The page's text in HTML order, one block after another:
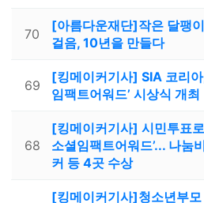
70
[아름다운재단]작은 달팽
걸음, 10년을 만들다
69
[킹메이커기사] SIA 코리
임팩트어워드’ 시상식 개최
68
[킹메이커기사] 시민투표
소셜임팩트어워드’... 나눔
커 등 4곳 수상
[킹메이커기사]청소년부